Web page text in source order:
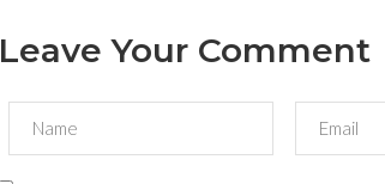
Leave Your Comment